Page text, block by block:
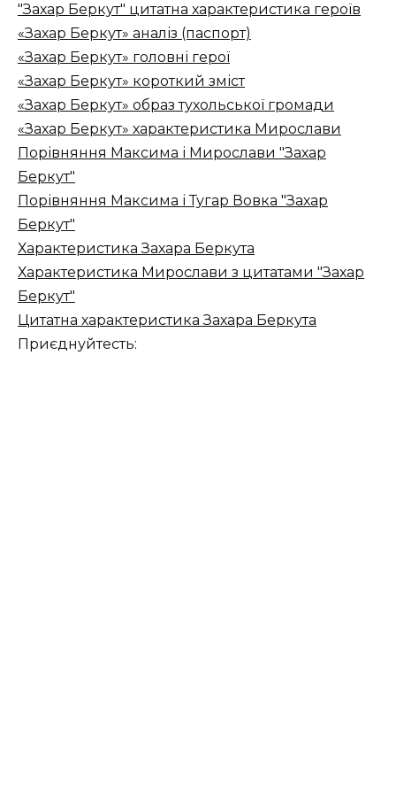
"Захар Беркут" цитатна характеристика героїв
«Захар Беркут» аналіз (паспорт)
«Захар Беркут» головні герої
«Захар Беркут» короткий зміст
«Захар Беркут» образ тухольської громади
«Захар Беркут» характеристика Мирослави
Порівняння Максима і Мирослави "Захар
Беркут"
Порівняння Максима і Тугар Вовка "Захар
Беркут"
Характеристика Захара Беркута
Характеристика Мирослави з цитатами "Захар
Беркут"
Цитатна характеристика Захара Беркута
Приєднуйтесть: